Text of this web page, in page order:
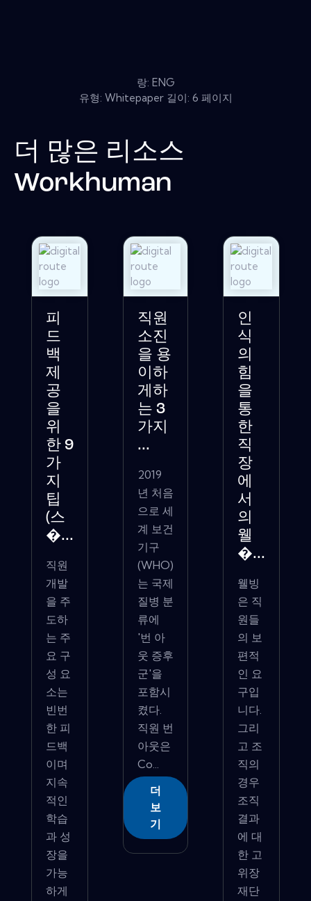
랑: ENG
유형: Whitepaper 길이: 6 페이지
더 많은 리소스
Workhuman
피
드
백
제
공
을
위
한 9
가
지
팁
(스
�...
직원
개발
을 주
도하
는 주
요 구
성 요
소는
빈번
한 피
드백
이며
지속
적인
학습
과 성
장을
가능
하게
직원
소진
을 용
이하
게하
는 3
가지
...
2019
년 처음
으로 세
계 보건
기구
(WHO)
는 국제
질병 분
류에
'번 아
웃 증후
군'을
포함시
켰다.
직원 번
아웃은
Co...
더
보
기
인
식
의
힘
을
통
한
직
장
에
서
의
웰
�...
웰빙
은 직
원들
의 보
편적
인 요
구입
니다.
그리
고 조
직의
경우
조직
결과
에 대
한 고
위장
재단